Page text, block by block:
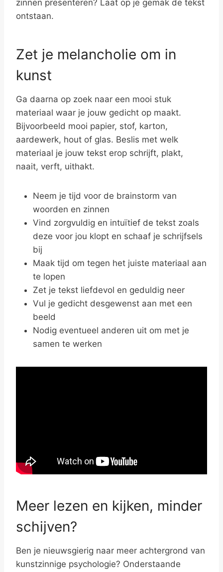
zinnen presenteren? Laat op je gemak de tekst
ontstaan.
Zet je melancholie om in
kunst
Ga daarna op zoek naar een mooi stuk
materiaal waar je jouw gedicht op maakt.
Bijvoorbeeld mooi papier, stof, karton,
aardewerk, hout of glas. Beslis met welk
materiaal je jouw tekst erop schrijft, plakt,
naait, verft, uithakt.
Neem je tijd voor de brainstorm van
woorden en zinnen
Vind zorgvuldig en intuïtief de tekst zoals
deze voor jou klopt en schaaf je schrijfsels
bij
Maak tijd om tegen het juiste materiaal aan
te lopen
Zet je tekst liefdevol en geduldig neer
Vul je gedicht desgewenst aan met een
beeld
Nodig eventueel anderen uit om met je
samen te werken
Meer lezen en kijken, minder
schijven?
Ben je nieuwsgierig naar meer achtergrond van
kunstzinnige psychologie? Onderstaande